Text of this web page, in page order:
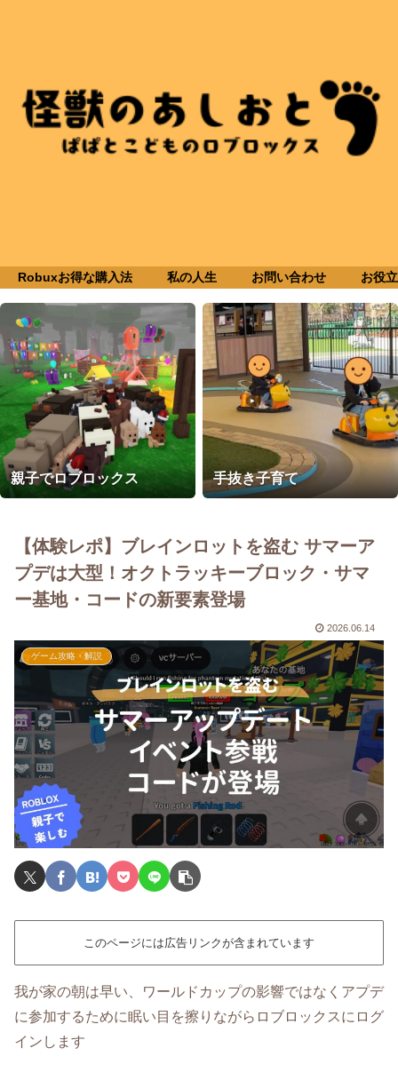
Robuxお得な購入法 私の人生 お問い合わせ お役
親子でロブロックス 手抜き子育て
【体験レポ】ブレインロットを盗む サマーア
プデは大型！オクトラッキーブロック・サマ
ー基地・コードの新要素登場
2026.06.14
ゲーム攻略・解説
このページには広告リンクが含まれています
我が家の朝は早い、ワールドカップの影響ではなくアプデ
に参加するために眠い目を擦りながらロブロックスにログ
インします